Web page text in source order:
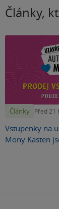
Články,
Články Před 21
Vstupenky na
Mony Kasten